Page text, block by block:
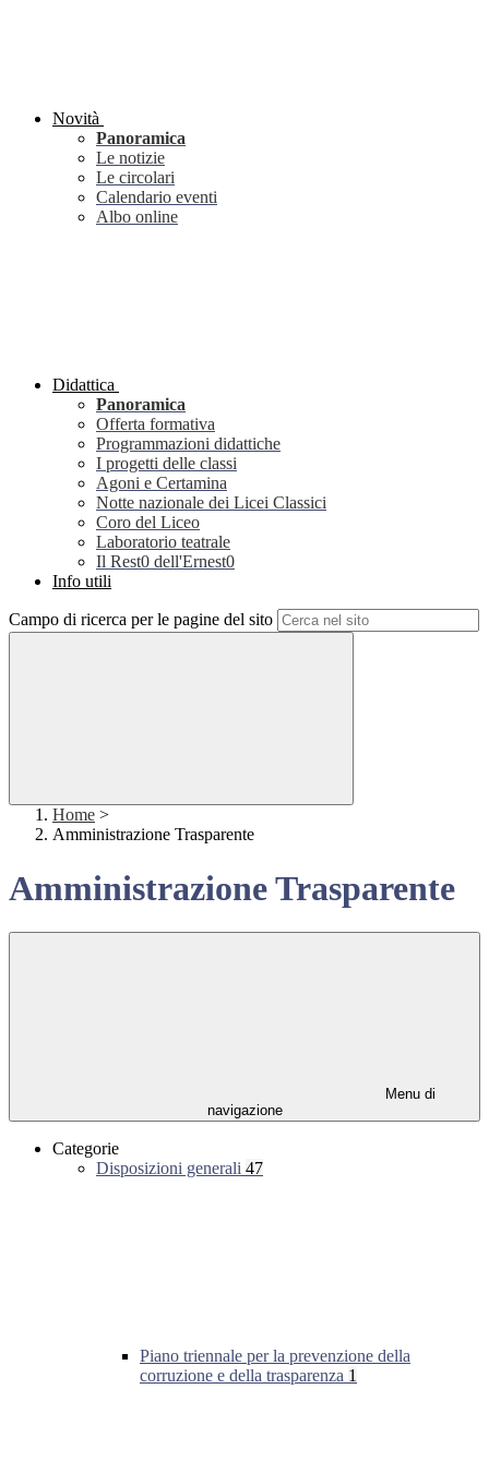
Novità
Panoramica
Le notizie
Le circolari
Calendario eventi
Albo online
Didattica
Panoramica
Offerta formativa
Programmazioni didattiche
I progetti delle classi
Agoni e Certamina
Notte nazionale dei Licei Classici
Coro del Liceo
Laboratorio teatrale
Il Rest0 dell'Ernest0
Info utili
Campo di ricerca per le pagine del sito
Home >
Amministrazione Trasparente
Amministrazione Trasparente
Menu di
navigazione
Categorie
Disposizioni generali 47
Piano triennale per la prevenzione della
corruzione e della trasparenza 1